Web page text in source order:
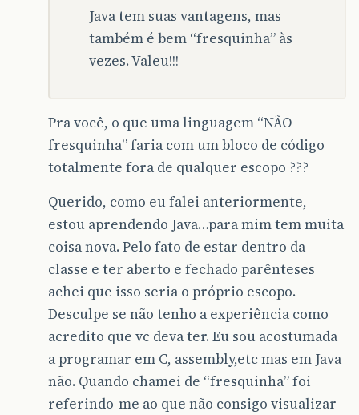
Java tem suas vantagens, mas
também é bem “fresquinha” às
vezes. Valeu!!!
Pra você, o que uma linguagem “NÃO
fresquinha” faria com um bloco de código
totalmente fora de qualquer escopo ???
Querido, como eu falei anteriormente,
estou aprendendo Java…para mim tem muita
coisa nova. Pelo fato de estar dentro da
classe e ter aberto e fechado parênteses
achei que isso seria o próprio escopo.
Desculpe se não tenho a experiência como
acredito que vc deva ter. Eu sou acostumada
a programar em C, assembly,etc mas em Java
não. Quando chamei de “fresquinha” foi
referindo-me ao que não consigo visualizar